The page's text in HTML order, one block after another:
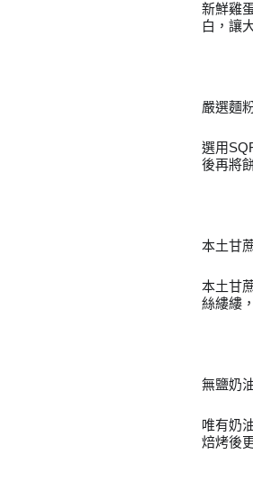
新鮮雞
白，讓
嚴選麵
選用
後再將
本土甘
本土甘
絲縷縷
無鹽奶
唯有奶
焙烤後